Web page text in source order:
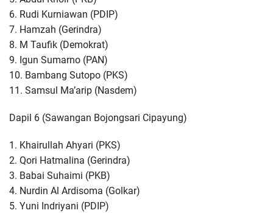
6. Rudi Kurniawan (PDIP)
7. Hamzah (Gerindra)
8. M Taufik (Demokrat)
9. Igun Sumarno (PAN)
10. Bambang Sutopo (PKS)
11. Samsul Ma’arip (Nasdem)
Dapil 6 (Sawangan Bojongsari Cipayung)
1. Khairullah Ahyari (PKS)
2. Qori Hatmalina (Gerindra)
3. Babai Suhaimi (PKB)
4. Nurdin Al Ardisoma (Golkar)
5. Yuni Indriyani (PDIP)